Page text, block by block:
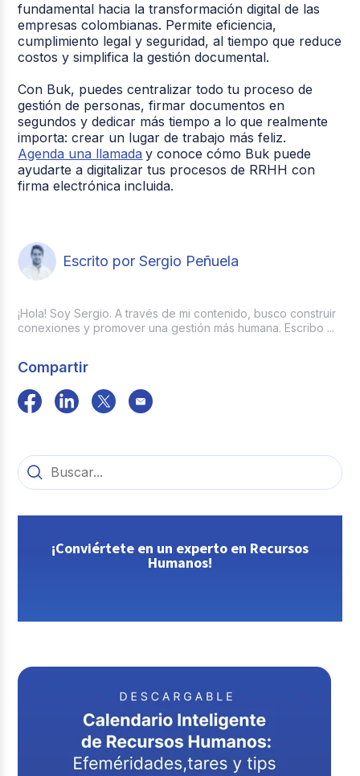
fundamental hacia la transformación digital de las
empresas colombianas. Permite eficiencia,
cumplimiento legal y seguridad, al tiempo que reduce
costos y simplifica la gestión documental.
Con Buk, puedes centralizar todo tu proceso de
gestión de personas, firmar documentos en
segundos y dedicar más tiempo a lo que realmente
importa: crear un lugar de trabajo más feliz.
Agenda una llamada y conoce cómo Buk puede
ayudarte a digitalizar tus procesos de RRHH con
firma electrónica incluida.
Escrito por Sergio Peñuela
¡Hola! Soy Sergio. A través de mi contenido, busco construir
conexiones y promover una gestión más humana. Escribo ...
Compartir
¡Conviértete en un experto en Recursos
Humanos!